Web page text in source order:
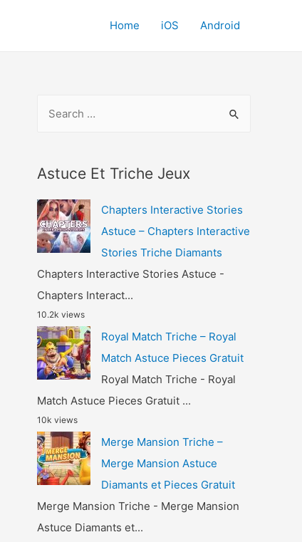
Home iOS Android
r
h
f
o
r
:
Astuce Et Triche Jeux
Chapters Interactive Stories
Astuce – Chapters Interactive
Stories Triche Diamants
Chapters Interactive Stories Astuce -
Chapters Interact...
10.2k views
Royal Match Triche – Royal
Match Astuce Pieces Gratuit
Royal Match Triche - Royal
Match Astuce Pieces Gratuit ...
10k views
Merge Mansion Triche –
Merge Mansion Astuce
Diamants et Pieces Gratuit
Merge Mansion Triche - Merge Mansion
Astuce Diamants et...